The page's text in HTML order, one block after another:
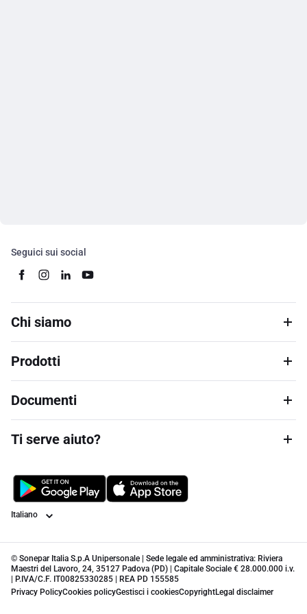
Seguici sui social
Chi siamo
Prodotti
Documenti
Ti serve aiuto?
Lingua
© Sonepar Italia S.p.A Unipersonale | Sede legale ed amministrativa: Riviera
Maestri del Lavoro, 24, 35127 Padova (PD) | Capitale Sociale € 28.000.000 i.v.
| P.IVA/C.F. IT00825330285 | REA PD 155585
Privacy PolicyCookies policyGestisci i cookiesCopyrightLegal disclaimer